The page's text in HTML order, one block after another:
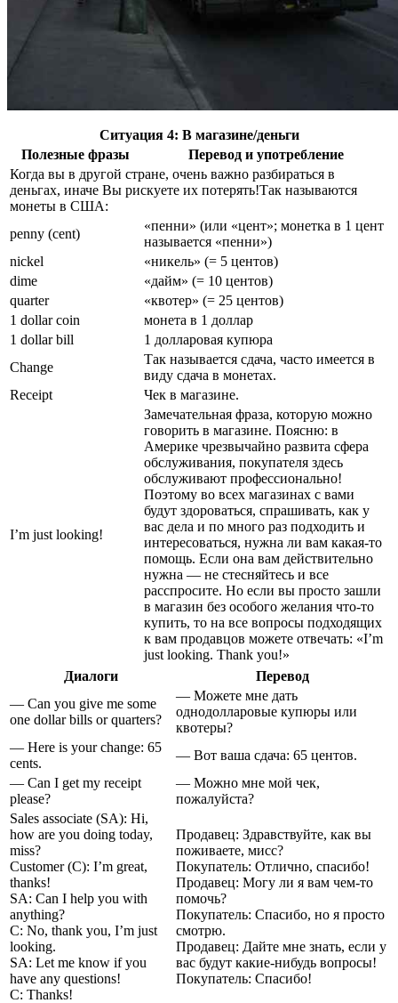
Ситуация 4: В магазине/деньги
Полезные фразы
Перевод и употребление
Когда вы в другой стране, очень важно разбираться в
деньгах, иначе Вы рискуете их потерять!Так называются
монеты в США:
penny (cent)
«пенни» (или «цент»; монетка в 1 цент
называется «пенни»)
nickel
«никель» (= 5 центов)
dime
«дайм» (= 10 центов)
quarter
«квотер» (= 25 центов)
1 dollar coin
монета в 1 доллар
1 dollar bill
1 долларовая купюра
Change
Так называется сдача, часто имеется в
виду сдача в монетах.
Receipt
Чек в магазине.
I’m just looking!
Замечательная фраза, которую можно
говорить в магазине. Поясню: в
Америке чрезвычайно развита сфера
обслуживания, покупателя здесь
обслуживают профессионально!
Поэтому во всех магазинах с вами
будут здороваться, спрашивать, как у
вас дела и по много раз подходить и
интересоваться, нужна ли вам какая-то
помощь. Если она вам действительно
нужна — не стесняйтесь и все
расспросите. Но если вы просто зашли
в магазин без особого желания что-то
купить, то на все вопросы подходящих
к вам продавцов можете отвечать: «I’m
just looking. Thank you!»
Диалоги
Перевод
— Can you give me some
one dollar bills or quarters?
— Можете мне дать
однодолларовые купюры или
квотеры?
— Here is your change: 65
cents.
— Вот ваша сдача: 65 центов.
— Can I get my receipt
please?
— Можно мне мой чек,
пожалуйста?
Sales associate (SA): Hi,
how are you doing today,
miss?
Customer (C): I’m great,
thanks!
SA: Can I help you with
anything?
C: No, thank you, I’m just
looking.
SA: Let me know if you
have any questions!
C: Thanks!
Продавец: Здравствуйте, как вы
поживаете, мисс?
Покупатель: Отлично, спасибо!
Продавец: Могу ли я вам чем-то
помочь?
Покупатель: Спасибо, но я просто
смотрю.
Продавец: Дайте мне знать, если у
вас будут какие-нибудь вопросы!
Покупатель: Спасибо!